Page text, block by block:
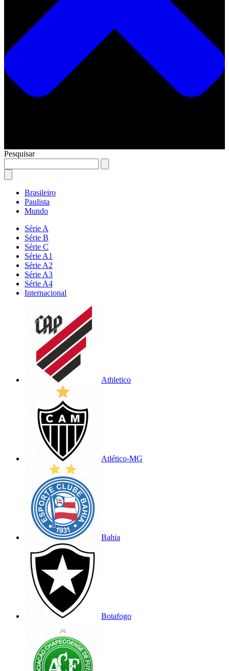
Pesquisar
Brasileiro
Paulista
Mundo
Série A
Série B
Série C
Série A1
Série A2
Série A3
Série A4
Internacional
Athletico
Atlético-MG
Bahia
Botafogo